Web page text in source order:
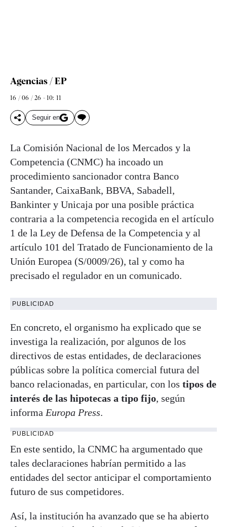
Agencias / EP
16 / 06 / 26 - 10: 11
Seguir en
La Comisión Nacional de los Mercados y la
Competencia (CNMC) ha incoado un
procedimiento sancionador contra Banco
Santander, CaixaBank, BBVA, Sabadell,
Bankinter y Unicaja por una posible práctica
contraria a la competencia recogida en el artículo
1 de la Ley de Defensa de la Competencia y al
artículo 101 del Tratado de Funcionamiento de la
Unión Europea (S/0009/26), tal y como ha
precisado el regulador en un comunicado.
PUBLICIDAD
En concreto, el organismo ha explicado que se
investiga la realización, por algunos de los
directivos de estas entidades, de declaraciones
públicas sobre la política comercial futura del
banco relacionadas, en particular, con los tipos de
interés de las hipotecas a tipo fijo, según
informa Europa Press.
PUBLICIDAD
En este sentido, la CNMC ha argumentado que
tales declaraciones habrían permitido a las
entidades del sector anticipar el comportamiento
futuro de sus competidores.
Así, la institución ha avanzado que se ha abierto